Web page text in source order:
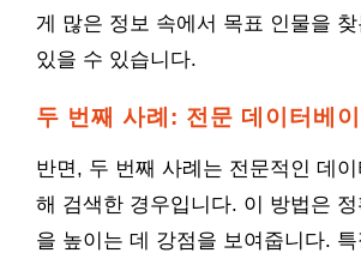
게 많은 정보 속에서 목표 인물을
있을 수 있습니다.
두 번째 사례: 전문 데이터베
반면, 두 번째 사례는 전문적인 데
해 검색한 경우입니다. 이 방법은
을 높이는 데 강점을 보여줍니다.